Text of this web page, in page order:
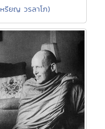
รียญ วรลาโภ)